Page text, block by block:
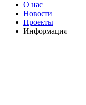
О нас
Новости
Проекты
Информация